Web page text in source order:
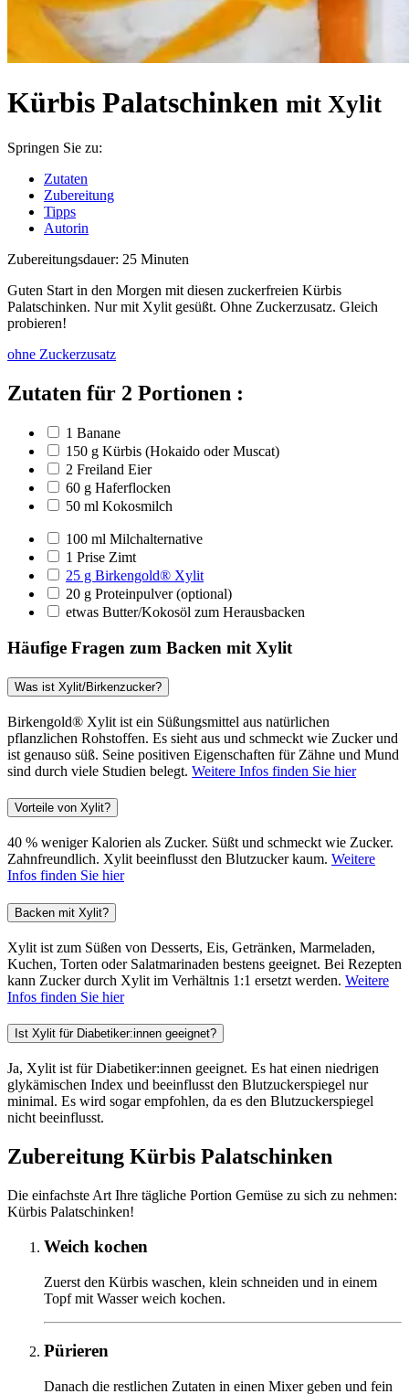
Kürbis Palatschinken mit Xylit
Springen Sie zu:
Zutaten
Zubereitung
Tipps
Autorin
Zubereitungsdauer: 25 Minuten
Guten Start in den Morgen mit diesen zuckerfreien Kürbis
Palatschinken. Nur mit Xylit gesüßt. Ohne Zuckerzusatz. Gleich
probieren!
ohne Zuckerzusatz
Zutaten für 2 Portionen :
1 Banane
150 g Kürbis (Hokaido oder Muscat)
2 Freiland Eier
60 g Haferflocken
50 ml Kokosmilch
100 ml Milchalternative
1 Prise Zimt
25 g Birkengold® Xylit
20 g Proteinpulver (optional)
etwas Butter/Kokosöl zum Herausbacken
Häufige Fragen zum Backen mit Xylit
Was ist Xylit/Birkenzucker?
Birkengold® Xylit ist ein Süßungsmittel aus natürlichen
pflanzlichen Rohstoffen. Es sieht aus und schmeckt wie Zucker und
ist genauso süß. Seine positiven Eigenschaften für Zähne und Mund
sind durch viele Studien belegt. Weitere Infos finden Sie hier
Vorteile von Xylit?
40 % weniger Kalorien als Zucker. Süßt und schmeckt wie Zucker.
Zahnfreundlich. Xylit beeinflusst den Blutzucker kaum. Weitere
Infos finden Sie hier
Backen mit Xylit?
Xylit ist zum Süßen von Desserts, Eis, Getränken, Marmeladen,
Kuchen, Torten oder Salatmarinaden bestens geeignet. Bei Rezepten
kann Zucker durch Xylit im Verhältnis 1:1 ersetzt werden. Weitere
Infos finden Sie hier
Ist Xylit für Diabetiker:innen geeignet?
Ja, Xylit ist für Diabetiker:innen geeignet. Es hat einen niedrigen
glykämischen Index und beeinflusst den Blutzuckerspiegel nur
minimal. Es wird sogar empfohlen, da es den Blutzuckerspiegel
nicht beeinflusst.
Zubereitung Kürbis Palatschinken
Die einfachste Art Ihre tägliche Portion Gemüse zu sich zu nehmen:
Kürbis Palatschinken!
Weich kochen
Zuerst den Kürbis waschen, klein schneiden und in einem
Topf mit Wasser weich kochen.
Pürieren
Danach die restlichen Zutaten in einen Mixer geben und fein